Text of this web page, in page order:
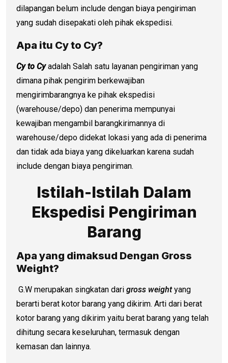
dilapangan belum include dengan biaya pengiriman
yang sudah disepakati oleh pihak ekspedisi.
Apa itu Cy to Cy?
Cy to Cyadalah Salah satu layanan pengiriman yang
dimana pihak pengirim berkewajiban
mengirimbarangnya ke pihak ekspedisi
(warehouse/depo) dan penerima mempunyai
kewajiban mengambil barangkirimannya di
warehouse/depo didekat lokasi yang ada di penerima
dan tidak ada biaya yang dikeluarkan karena sudah
include dengan biaya pengiriman.
Istilah-Istilah Dalam
Ekspedisi Pengiriman
Barang
Apa yang dimaksud Dengan Gross
Weight?
G.W merupakan singkatan dari gross weightyang
berarti berat kotor barang yang dikirim. Arti dari berat
kotor barang yang dikirim yaitu berat barang yang telah
dihitung secara keseluruhan, termasuk dengan
kemasan dan lainnya.